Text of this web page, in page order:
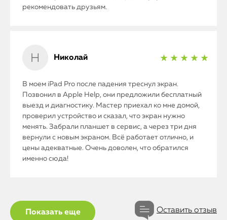
рекомендовать друзьям.
Николай ★ ★ ★ ★ ★
В моем iPad Pro после падения треснул экран.
Позвонил в Apple Help, они предложили бесплатный
выезд и диагностику. Мастер приехал ко мне домой,
проверил устройство и сказал, что экран нужно
менять. Забрали планшет в сервис, а через три дня
вернули с новым экраном. Всё работает отлично, и
цены адекватные. Очень доволен, что обратился
именно сюда!
Показать еще Оставить отзыв